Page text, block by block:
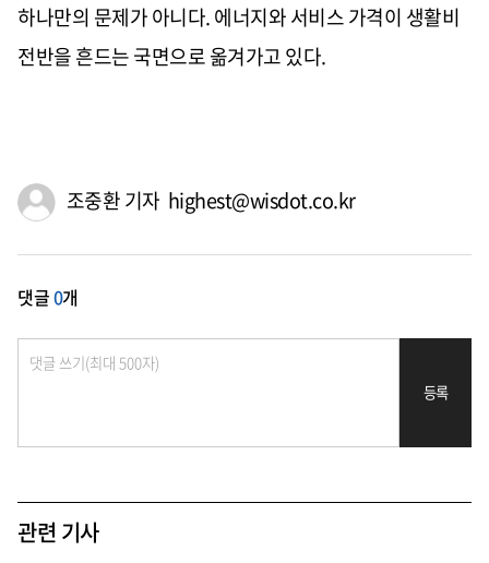
하나만의 문제가 아니다. 에너지와 서비스 가격이 생활비
전반을 흔드는 국면으로 옮겨가고 있다.
조중환 기자 highest@wisdot.co.kr
댓글0개
등록
관련 기사